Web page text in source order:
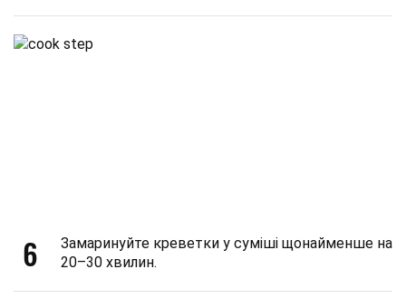
6
Замаринуйте креветки у суміші щонайменше на
20–30 хвилин.